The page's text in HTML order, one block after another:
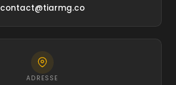
contact@tiarmg.co
ADRESSE